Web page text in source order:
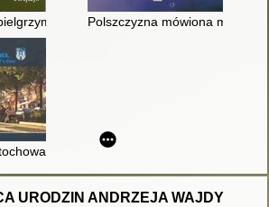
na Jasną Górę
Polszczyzna mówiona
= Częstochowa, it's clear
URODZIN ANDRZEJA WAJDY